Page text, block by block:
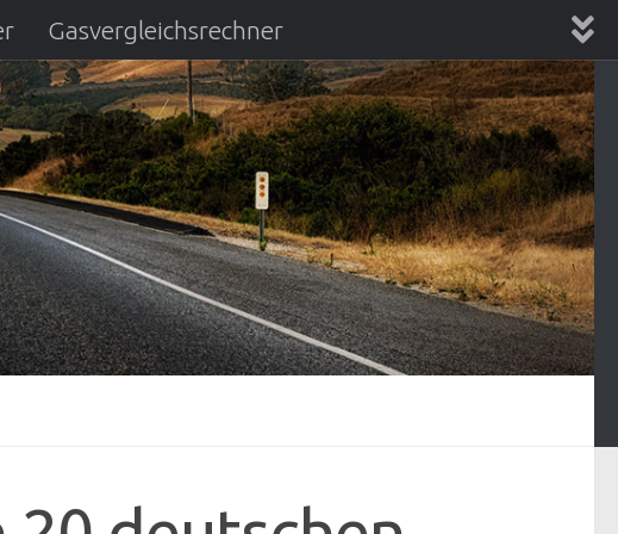
Gasvergleichsrechner